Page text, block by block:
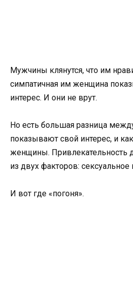
Мужчины клянутся, что им
симпатичная им женщина
интерес. И они не врут.
Но есть большая разница
показывают свой интерес, и
женщины. Привлекательность
из двух факторов: сексуальное
И вот где «погоня».